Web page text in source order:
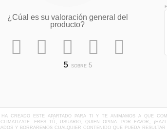
¿Cúal es su valoración general del
producto?
sobre 5
ha creado este apartado para ti y te animamos a que
eres tú, usuario, quien opina. por favor,
y borraremos cualquier contenido que pueda